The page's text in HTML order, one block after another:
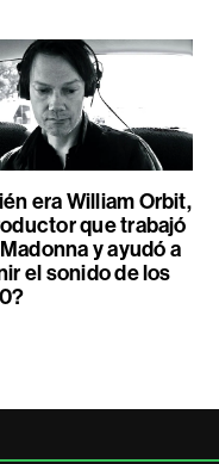
era William Orbit,
que trabajó
y ayudó a
el sonido de los